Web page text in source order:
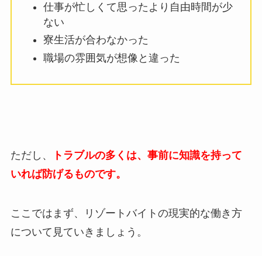
仕事が忙しくて思ったより自由時間が少
ない
寮生活が合わなかった
職場の雰囲気が想像と違った
ただし、
トラブルの多くは、事前に知識を持って
いれば防げるものです。
ここではまず、リゾートバイトの現実的な働き方
について見ていきましょう。